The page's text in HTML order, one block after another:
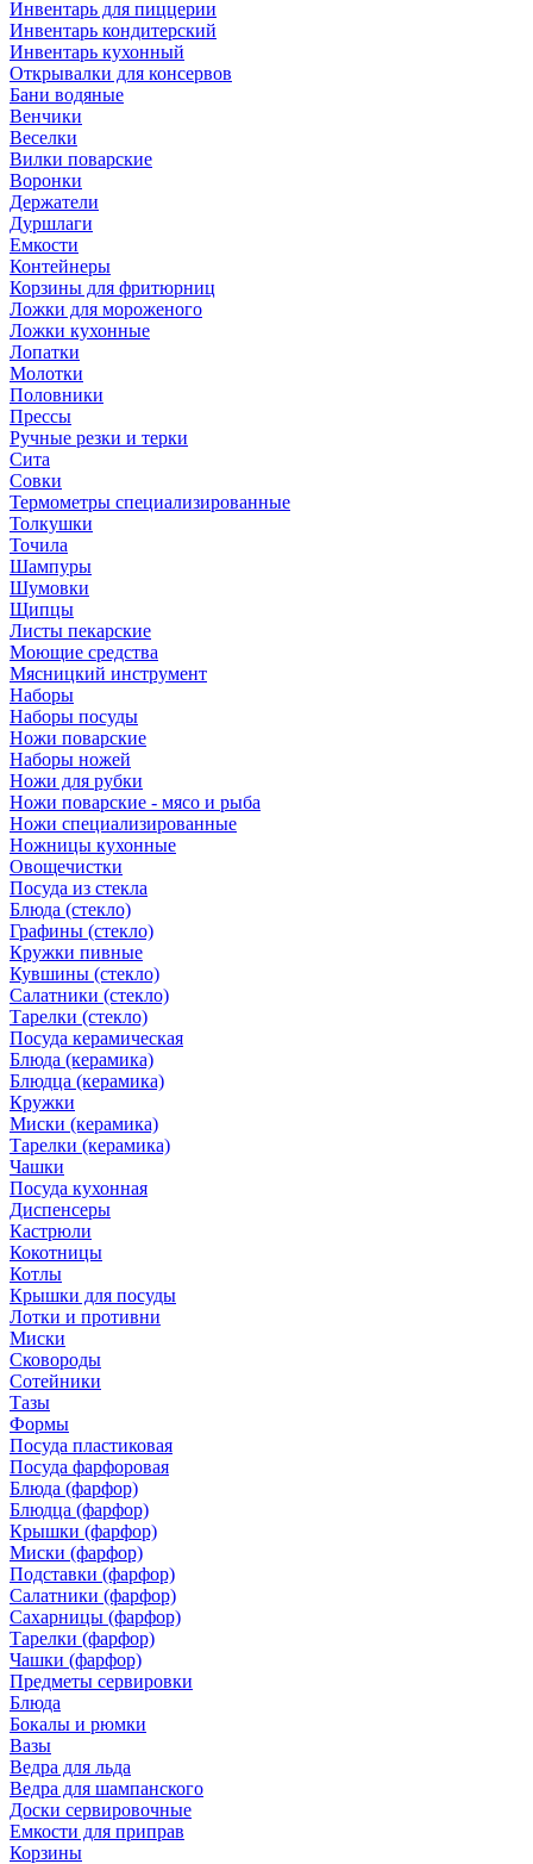
Инвентарь для пиццерии
Инвентарь кондитерский
Инвентарь кухонный
Открывалки для консервов
Бани водяные
Венчики
Веселки
Вилки поварские
Воронки
Держатели
Дуршлаги
Емкости
Контейнеры
Корзины для фритюрниц
Ложки для мороженого
Ложки кухонные
Лопатки
Молотки
Половники
Прессы
Ручные резки и терки
Сита
Совки
Термометры специализированные
Толкушки
Точила
Шампуры
Шумовки
Щипцы
Листы пекарские
Моющие средства
Мясницкий инструмент
Наборы
Наборы посуды
Ножи поварские
Наборы ножей
Ножи для рубки
Ножи поварские - мясо и рыба
Ножи специализированные
Ножницы кухонные
Овощечистки
Посуда из стекла
Блюда (стекло)
Графины (стекло)
Кружки пивные
Кувшины (стекло)
Салатники (стекло)
Тарелки (стекло)
Посуда керамическая
Блюда (керамика)
Блюдца (керамика)
Кружки
Миски (керамика)
Тарелки (керамика)
Чашки
Посуда кухонная
Диспенсеры
Кастрюли
Кокотницы
Котлы
Крышки для посуды
Лотки и противни
Миски
Сковороды
Сотейники
Тазы
Формы
Посуда пластиковая
Посуда фарфоровая
Блюда (фарфор)
Блюдца (фарфор)
Крышки (фарфор)
Миски (фарфор)
Подставки (фарфор)
Салатники (фарфор)
Сахарницы (фарфор)
Тарелки (фарфор)
Чашки (фарфор)
Предметы сервировки
Блюда
Бокалы и рюмки
Вазы
Ведра для льда
Ведра для шампанского
Доски сервировочные
Емкости для приправ
Корзины